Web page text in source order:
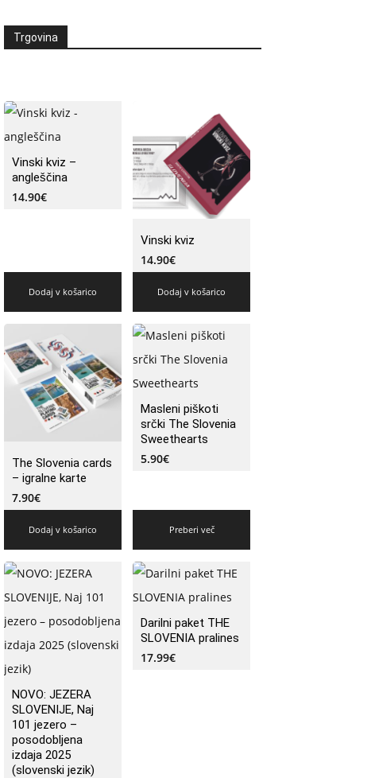
Trgovina
Vinski kviz –
angleščina
14.90€
Dodaj v košarico
Vinski kviz
14.90€
Dodaj v košarico
The Slovenia cards
– igralne karte
7.90€
Dodaj v košarico
Masleni piškoti
srčki The Slovenia
Sweethearts
5.90€
Preberi več
NOVO: JEZERA
SLOVENIJE, Naj
101 jezero –
posodobljena
izdaja 2025
(slovenski jezik)
Darilni paket THE
SLOVENIA pralines
17.99€